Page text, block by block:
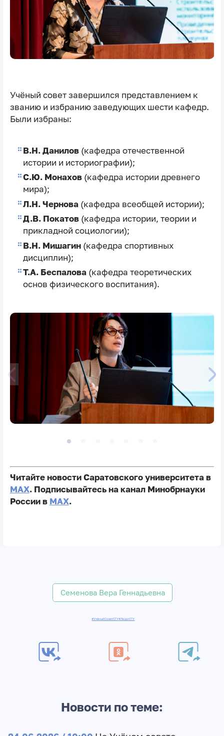
Учёный совет завершился представлением к
званию и избранию заведующих шести кафедр.
Были избраны:
В.Н. Данилов(кафедра отечественной
истории и историографии);
С.Ю. Монахов(кафедра истории древнего
мира);
Л.Н. Чернова(кафедра всеобщей истории);
Д.В. Покатов(кафедра истории, теории и
прикладной социологии);
В.Н. Мишагин(кафедра спортивных
дисциплин);
Т.А. Беспалова(кафедра теоретических
основ физического воспитания).
Читайте новости Саратовского университета в
MAX. Подписывайтесь на канал Минобрнауки
России в MAX.
Семенова Вера Геннадьевна
#УчёныйСоветСГУ#ЛюдиСГУ
Новости по теме: